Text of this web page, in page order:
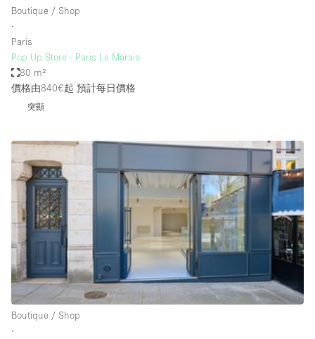
Lobby Space
Mansion / House
Office Space
Restaurant / Bar / Cafe
Rooftop
Salon
Shop Share
Stall / Market Stall
Truck
Unique Space
Boutique / Shop
∙
Paris
Pop Up Store - Paris Le Marais
80 m²
價格由840€起 預計每日價格
突顯
Boutique / Shop
∙